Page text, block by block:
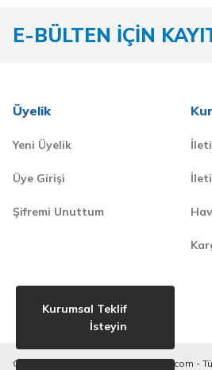
E-BÜLTEN İÇİN
Üyelik
Yeni Üyelik
Üye Girişi
Şifremi Unuttum
Copyright © 2020-2023. derilkimya.com -
Kurumsal Teklif
İsteyin